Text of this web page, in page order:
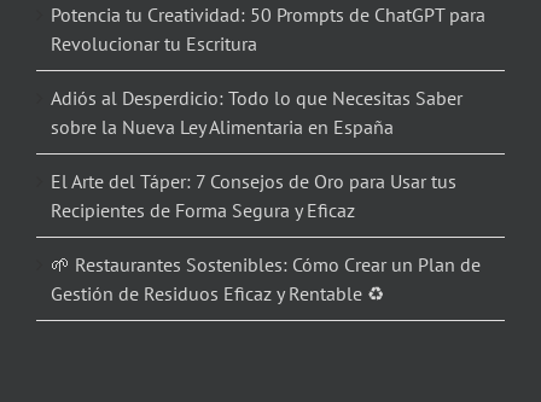
Potencia tu Creatividad: 50 Prompts de ChatGPT para
Revolucionar tu Escritura
Adiós al Desperdicio: Todo lo que Necesitas Saber
sobre la Nueva Ley Alimentaria en España
El Arte del Táper: 7 Consejos de Oro para Usar tus
Recipientes de Forma Segura y Eficaz
🌱 Restaurantes Sostenibles: Cómo Crear un Plan de
Gestión de Residuos Eficaz y Rentable ♻️